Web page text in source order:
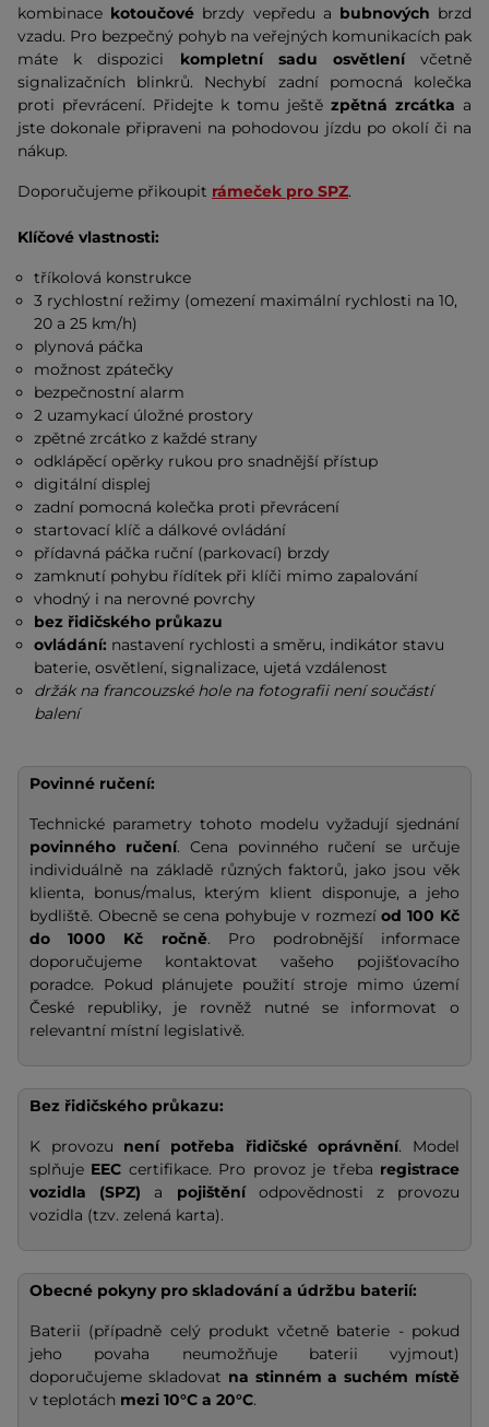
kombinace kotoučové brzdy vepředu a bubnových brzd
vzadu. Pro bezpečný pohyb na veřejných komunikacích pak
máte k dispozici kompletní sadu osvětlení včetně
signalizačních blinkrů. Nechybí zadní pomocná kolečka
proti převrácení. Přidejte k tomu ještě zpětná zrcátka a
jste dokonale připraveni na pohodovou jízdu po okolí či na
nákup.
Doporučujeme přikoupit rámeček pro SPZ.
Klíčové vlastnosti:
tříkolová konstrukce
3 rychlostní režimy (omezení maximální rychlosti na 10,
20 a 25 km/h)
plynová páčka
možnost zpátečky
bezpečnostní alarm
2 uzamykací úložné prostory
zpětné zrcátko z každé strany
odklápěcí opěrky rukou pro snadnější přístup
digitální displej
zadní pomocná kolečka proti převrácení
startovací klíč a dálkové ovládání
přídavná páčka ruční (parkovací) brzdy
zamknutí pohybu řídítek při klíči mimo zapalování
vhodný i na nerovné povrchy
bez řidičského průkazu
ovládání: nastavení rychlosti a směru, indikátor stavu
baterie, osvětlení, signalizace, ujetá vzdálenost
držák na francouzské hole na fotografii není součástí
balení
Povinné ručení:
Technické parametry tohoto modelu vyžadují sjednání
povinného ručení. Cena povinného ručení se určuje
individuálně na základě různých faktorů, jako jsou věk
klienta, bonus/malus, kterým klient disponuje, a jeho
bydliště. Obecně se cena pohybuje v rozmezíod 100 Kč
do 1000 Kč ročně. Pro podrobnější informace
doporučujeme kontaktovat vašeho pojišťovacího
poradce. Pokud plánujete použití stroje mimo území
České republiky, je rovněž nutné se informovat o
relevantní místní legislativě.
Bez řidičského průkazu:
K provozu není potřeba řidičské oprávnění. Model
splňuje EEC certifikace. Pro provoz je třeba registrace
vozidla (SPZ) a pojištění odpovědnosti z provozu
vozidla (tzv. zelená karta).
Obecné pokyny pro skladování a údržbu baterií:
Baterii (případně celý produkt včetně baterie - pokud
jeho povaha neumožňuje baterii vyjmout)
doporučujeme skladovat na stinném a suchém místě
v teplotách mezi 10°C a 20°C.